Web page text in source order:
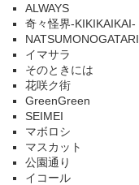
ALWAYS
奇々怪界-KIKIKAIKAI-
NATSUMONOGATARI
イマサラ
そのときには
花咲ク街
GreenGreen
SEIMEI
マボロシ
マスカット
公園通り
イコール